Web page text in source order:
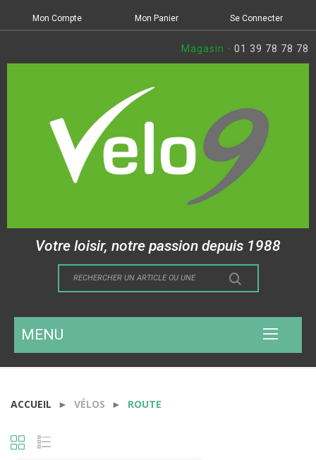
Mon Compte Mon Panier Se Connecter
Magasin - 01 39 78 78 78
Votre loisir, notre passion depuis 1988
MENU
ACCUEIL VÉLOS ROUTE